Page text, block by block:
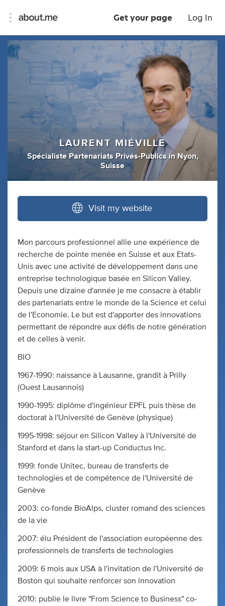
Get your page Log In
LAURENT MIÉVILLE
Spécialiste Partenariats Privés-Publics in Nyon,
Suisse
Visit my website
Mon parcours professionnel allie une expérience de
recherche de pointe menée en Suisse et aux Etats-
Unis avec une activité de développement dans une
entreprise technologique basée en Silicon Valley.
Depuis une dizaine d'année je me consacre à établir
des partenariats entre le monde de la Science et celui
de l'Economie. Le but est d'apporter des innovations
permettant de répondre aux défis de notre génération
et de celles à venir.
BIO
1967-1990: naissance à Lausanne, grandit à Prilly
(Ouest Lausannois)
1990-1995: diplôme d'ingénieur EPFL puis thèse de
doctorat à l'Université de Genève (physique)
1995-1998: séjour en Silicon Valley à l'Université de
Stanford et dans la start-up Conductus Inc.
1999: fonde Unitec, bureau de transferts de
technologies et de compétence de l'Université de
Genève
2003: co-fonde BioAlps, cluster romand des sciences
de la vie
2007: élu Président de l'association européenne des
professionnels de transferts de technologies
2009: 6 mois aux USA à l'invitation de l'Université de
Boston qui souhaite renforcer son innovation
2010: publie le livre "From Science to Business" co-